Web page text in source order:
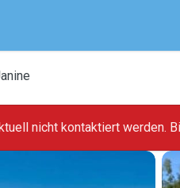
nicht kontaktiert werden.